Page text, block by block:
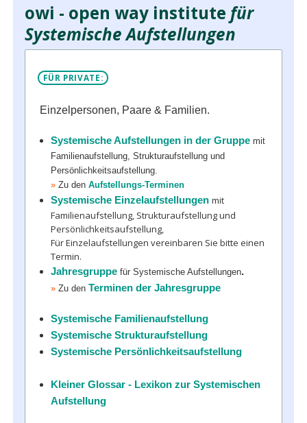
owi - open way institute für
Systemische Aufstellungen
FÜR PRIVATE:
Einzelpersonen, Paare & Familien.
Systemische Aufstellungen in der Gruppe mit
Familienaufstellung, Strukturaufstellung und
Persönlichkeitsaufstellung.
» Zu denAufstellungs-Terminen
Systemische Einzelaufstellungen mit
Familienaufstellung, Strukturaufstellung und
Persönlichkeitsaufstellung,
Für Einzelaufstellungen vereinbaren Sie bitte einen
Termin.
Jahresgruppe für Systemische Aufstellungen.
»Zu denTerminen der Jahresgruppe
Systemische Familienaufstellung
Systemische Strukturaufstellung
Systemische Persönlichkeitsaufstellung
Kleiner Glossar - Lexikon zur Systemischen
Aufstellung